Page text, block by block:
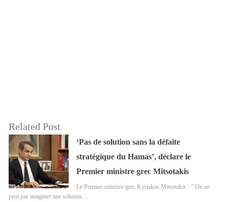
Related Post
‘Pas de solution sans la défaite
stratégique du Hamas’, déclare le
Premier ministre grec Mitsotakis
Le Premier ministre grec Kyriakos Mitsotakis : " On ne
peut pas imaginer une solution…